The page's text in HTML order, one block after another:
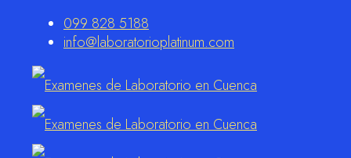
099 828 5188
info@laboratorioplatinum.com